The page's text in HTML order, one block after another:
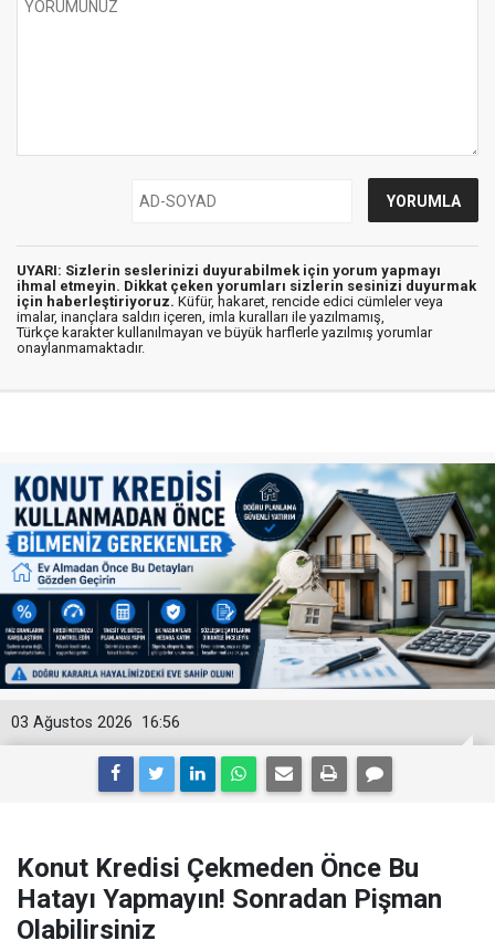
UYARI: Sizlerin seslerinizi duyurabilmek için yorum yapmayı
ihmal etmeyin. Dikkat çeken yorumları sizlerin sesinizi duyurmak
için haberleştiriyoruz. Küfür, hakaret, rencide edici cümleler veya
imalar, inançlara saldırı içeren, imla kuralları ile yazılmamış,
Türkçe karakter kullanılmayan ve büyük harflerle yazılmış yorumlar
onaylanmamaktadır.
16:56
03 Ağustos 2026
Konut Kredisi Çekmeden Önce Bu
Hatayı Yapmayın! Sonradan Pişman
Olabilirsiniz